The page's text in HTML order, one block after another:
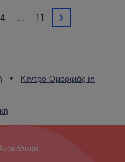
4 … 11 3
Κέντρο Ομορφιάς in